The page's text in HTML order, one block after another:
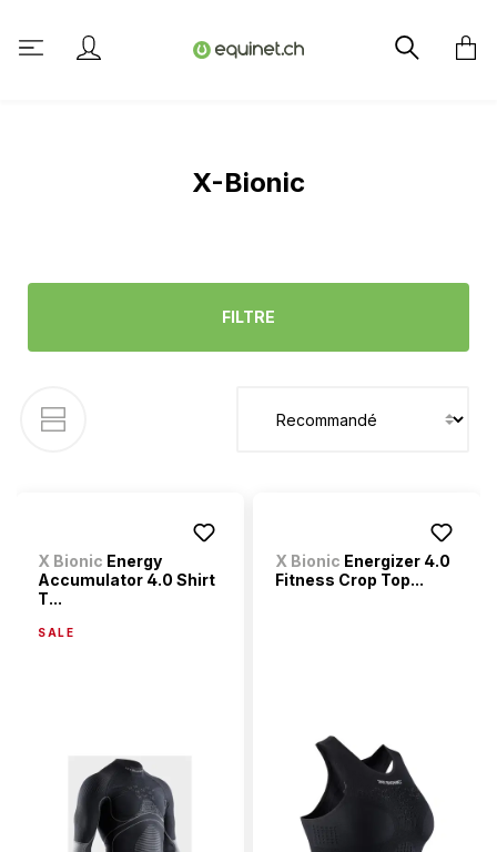
X-Bionic
FILTRE
X Bionic Energy
Accumulator 4.0 Shirt
T...
SALE
X Bionic Energizer 4.0
Fitness Crop Top...